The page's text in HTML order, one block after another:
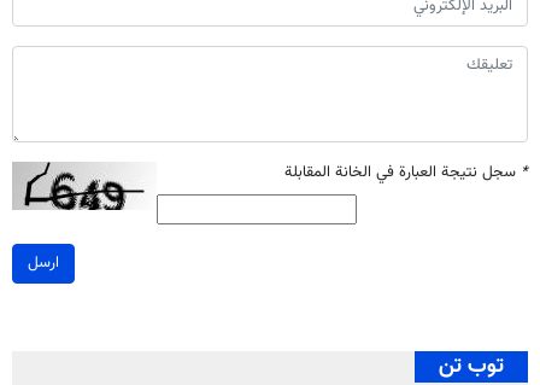
* سجل نتيجة العبارة في الخانة المقابلة
ارسل
توب تن